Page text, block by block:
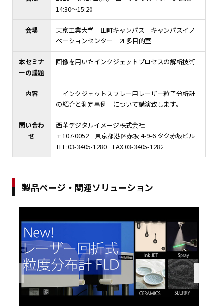
14:30〜15:20
会場
東京工業大学 田町キャンパス キャンパスイノ
ベーションセンター 2F多目的室
本セミナ
ーの議題
画像を用いたインクジェットプロセスの解析技術
内容
「インクジェットスプレー用レーザー粒子分析計
の紹介と測定事例」について講演致します。
問い合わ
せ
西華デジタルイメージ株式会社
〒107-0052 東京都港区赤坂 4-9-6 タク赤坂ビル
TEL:03-3405-1280 FAX.03-3405-1282
製品ページ・関連ソリューション
Previous